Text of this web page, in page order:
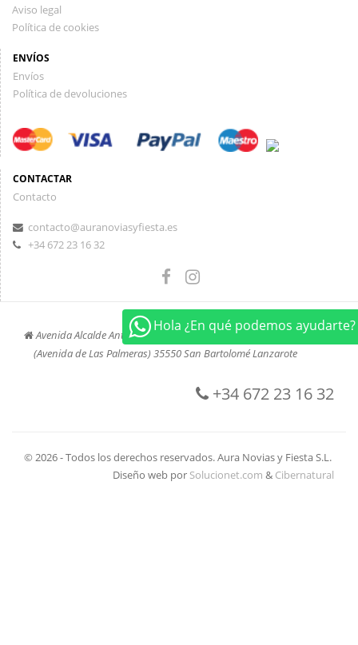
Hola ¿En qué podemos ayudarte?
Aviso legal
Política de cookies
ENVÍOS
Envíos
Política de devoluciones
CONTACTAR
Contacto
contacto@auranoviasyfiesta.es
+34 672 23 16 32
Avenida Alcalde Antonio Cabrera Barrera, 45
(Avenida de Las Palmeras) 35550 San Bartolomé Lanzarote
+34 672 23 16 32
© 2026 - Todos los derechos reservados. Aura Novias y Fiesta S.L.
Diseño web por Solucionet.com & Cibernatural